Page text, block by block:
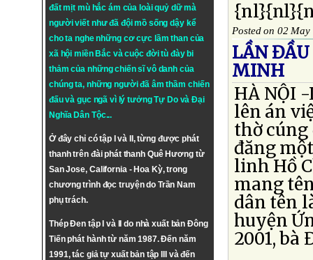
đất mịt mù hắc ám của loài quỷ dữ mà
người viết như đã đội mồ sống dậy kể
cho ta nghe những cơ cực lầm than của
xã hội miền Bắc và cuộc đời tù đày bi
thảm của những chiến sĩ vô danh của
chúng ta, những người đã âm thầm chiến
đấu và gục ngã vì lý tưởngTự DovàĐại
Nghĩa Dân Tộc...
Ở đây chỉ có tập I và II, từng được phát
thanh trên đài phát thanh Quê Hương từ
San Jose, California - Hoa Kỳ, trong
chương trình đọc truyện do Trần Nam
phụ trách.
Thép Đen tập I và II do nhà xuất bản Đông
Tiến phát hành từ năm 1987. Đến năm
1991, tác giả tự xuất bản tập III và đến
Posted on 02 May
LẦN ĐẦU
MINH
HÀ NỘI
lên án
thờ cúng
đăng
linh Hồ
mang
dân tên
huyện
2001, bà